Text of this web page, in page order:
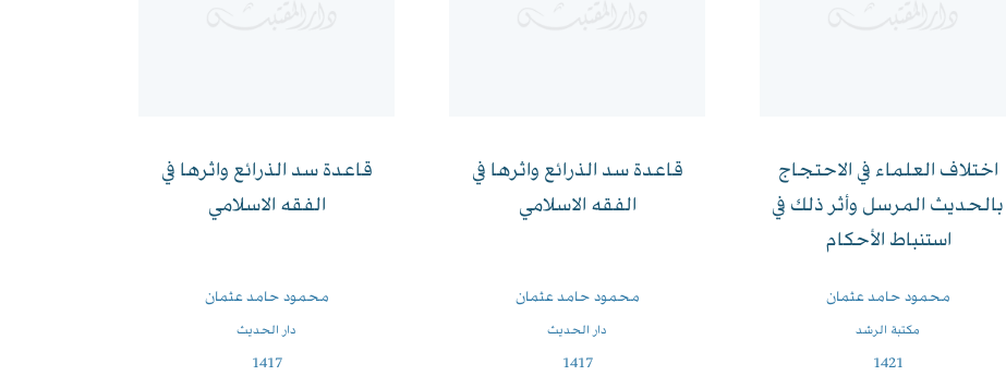
اختلاف العلماء في الاحتجاج
بالحديث المرسل وأثر ذلك في
استنباط الأحكام
محمود حامد عثمان
مكتبة الرشد
1421
قاعدة سد الذرائع واثرها في
الفقه الاسلامي
محمود حامد عثمان
دار الحديث
1417
قاعدة سد الذرائع واثرها في
الفقه الاسلامي
محمود حامد عثمان
دار الحديث
1417